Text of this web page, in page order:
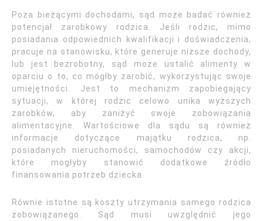
Poza bieżącymi dochodami, sąd może badać również
potencjał zarobkowy rodzica. Jeśli rodzic, mimo
posiadania odpowiednich kwalifikacji i doświadczenia,
pracuje na stanowisku, które generuje niższe dochody,
lub jest bezrobotny, sąd może ustalić alimenty w
oparciu o to, co mógłby zarobić, wykorzystując swoje
umiejętności. Jest to mechanizm zapobiegający
sytuacji, w której rodzic celowo unika wyższych
zarobków, aby zaniżyć swoje zobowiązania
alimentacyjne. Wartościowe dla sądu są również
informacje dotyczące majątku rodzica, np.
posiadanych nieruchomości, samochodów czy akcji,
które mogłyby stanowić dodatkowe źródło
finansowania potrzeb dziecka.
Równie istotne są koszty utrzymania samego rodzica
zobowiązanego. Sąd musi uwzględnić jego